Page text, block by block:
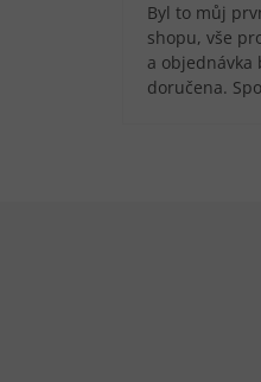
Byl to můj
shopu, vše
a objednávka
doručena.